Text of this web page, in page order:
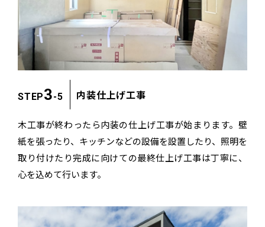
STEP3-5 内装仕上げ工事
木工事が終わったら内装の仕上げ工事が始まります。 壁
紙を張ったり、キッチンなどの設備を設置したり、 照明を
取り付けたり完成に向けての最終仕上げ工事は丁寧に、
心を込めて行います。